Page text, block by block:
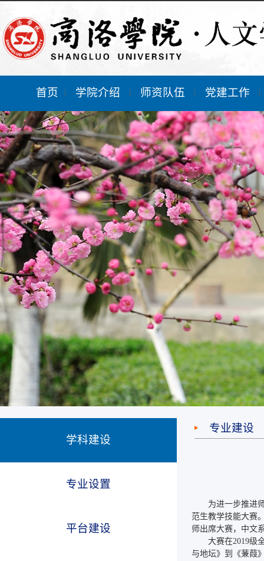
首页 | 学院介绍 | 师资队伍 | 党建工作 |
学科建设
专业设置
平台建设
专业建设
为进一步推进
范生教学技能大赛
师出席大赛，中文
大赛在2019级
与地坛》到《蒹葭